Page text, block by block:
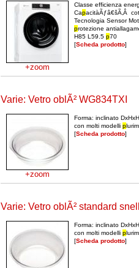
+zoom
Classe efficienza
CapacitàÃƒâ€šÃ‚Â
Tecnologia Sensor
protezione
H85 L59.5 p70
[Scheda prodotto]
Varie: Vetro oblÃ² WG834TXI
+zoom
Forma: inclinato
con molti modelli p
[Scheda prodotto]
Varie: Vetro oblÃ² standard
Forma: inclinato
con molti modelli p
[Scheda prodotto]